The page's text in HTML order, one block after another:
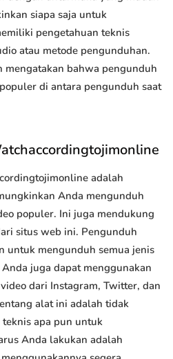
siapa saja untuk
pengetahuan teknis
atau metode pengunduhan.
mengatakan bahwa pengunduh
di antara pengunduh saat
adalah
Anda mengunduh
populer. Ini juga mendukung
situs web ini. Pengunduh
untuk mengunduh semua jenis
juga dapat menggunakan
dari Instagram, Twitter, dan
alat ini adalah tidak
apa pun untuk
Anda lakukan adalah